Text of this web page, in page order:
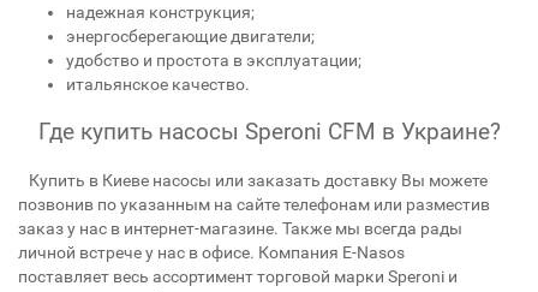
надежная конструкция;
энергосберегающие двигатели;
удобство и простота в эксплуатации;
итальянское качество.
Где купить насосы Speroni CFM в Украине?
Купить в Киеве насосы или заказать доставку Вы можете
позвонив по указанным на сайте телефонам или разместив
заказ у нас в интернет-магазине. Также мы всегда рады
личной встрече у нас в офисе. Компания E-Nasos
поставляет весь ассортимент торговой марки Speroni и